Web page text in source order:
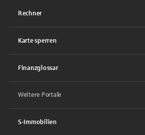
Rechner
Karte sperren
Finanzglossar
Weitere Portale
S-Immobilien